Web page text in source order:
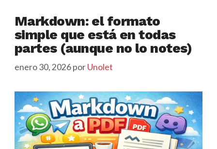
Markdown: el formato
simple que está en todas
partes (aunque no lo notes)
enero 30, 2026porUnolet